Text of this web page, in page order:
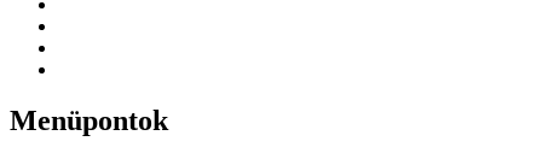
Menüpontok